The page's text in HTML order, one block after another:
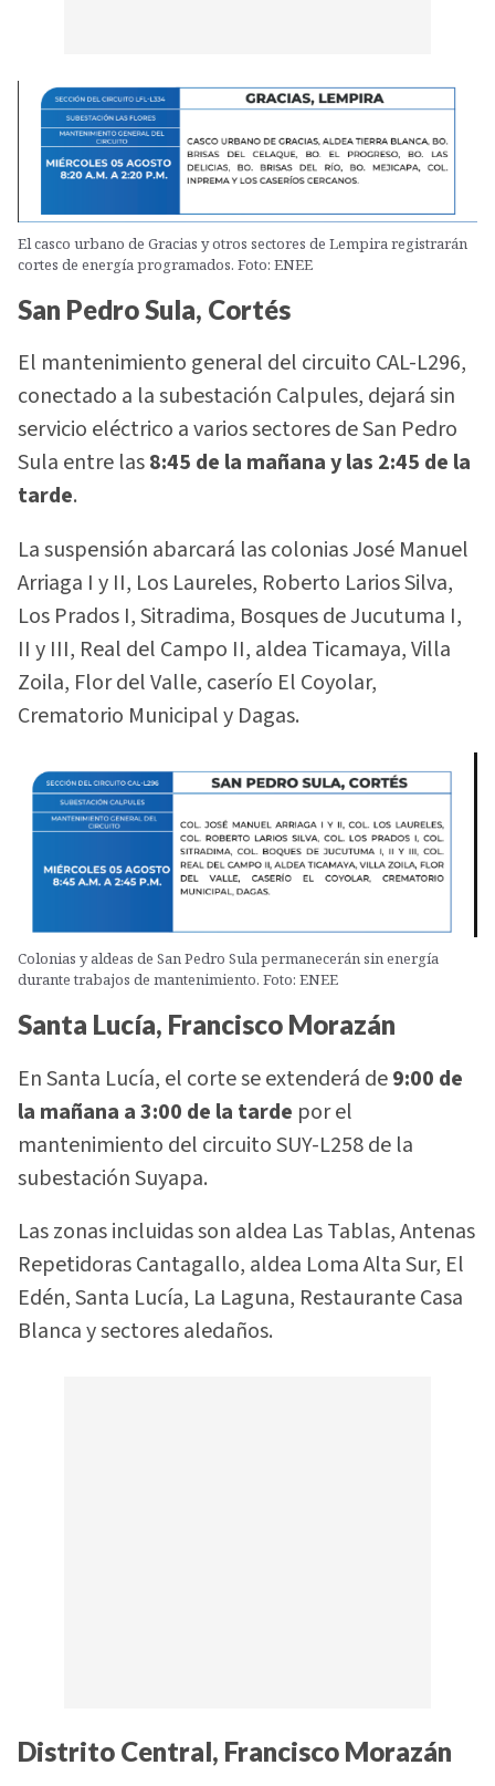
El casco urbano de Gracias y otros sectores de Lempira registrarán
cortes de energía programados. Foto: ENEE
San Pedro Sula, Cortés
El mantenimiento general del circuito CAL-L296,
conectado a la subestación Calpules, dejará sin
servicio eléctrico a varios sectores de San Pedro
Sula entre las8:45 de la mañana y las 2:45 de la
tarde.
La suspensión abarcará las colonias José Manuel
Arriaga I y II, Los Laureles, Roberto Larios Silva,
Los Prados I, Sitradima, Bosques de Jucutuma I,
II y III, Real del Campo II, aldea Ticamaya, Villa
Zoila, Flor del Valle, caserío El Coyolar,
Crematorio Municipal y Dagas.
Colonias y aldeas de San Pedro Sula permanecerán sin energía
durante trabajos de mantenimiento. Foto: ENEE
Santa Lucía, Francisco Morazán
En Santa Lucía, el corte se extenderá de9:00 de
la mañana a 3:00 de la tarde por el
mantenimiento del circuito SUY-L258 de la
subestación Suyapa.
Las zonas incluidas son aldea Las Tablas, Antenas
Repetidoras Cantagallo, aldea Loma Alta Sur, El
Edén, Santa Lucía, La Laguna, Restaurante Casa
Blanca y sectores aledaños.
Distrito Central, Francisco Morazán